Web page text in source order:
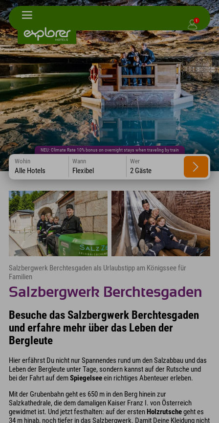
1
NEU: Climate Rate 10% bonus on overnight stays when traveling by train
Wohin
Alle Hotels
Wann
Flexibel
Wer
2 Gäste
Salzbergwerk Berchtesgaden als Urlaubstipp am Königssee für
Familien
Salzbergwerk Berchtesgaden
Besuche das Salzbergwerk Berchtesgaden
und erfahre mehr über das Leben der
Bergleute
Hier erfährst Du nicht nur Spannendes rund um den Salzabbau und das
Leben der Bergleute unter Tage, sondern kannst auf der Rutsche und
bei der Fahrt auf demSpiegelseeein richtiges Abenteuer erleben.
Mit der Grubenbahn geht es 650 m in den Berg hinein zur
Salzkathedrale, die dem damaligen Kaiser Franz I. von Österreich
gewidmet ist. Und jetzt festhalten: auf der erstenHolzrutschegeht es
34 m hinab, noch tiefer in das Salzbergwerk. Damit Deine Kleidung nicht